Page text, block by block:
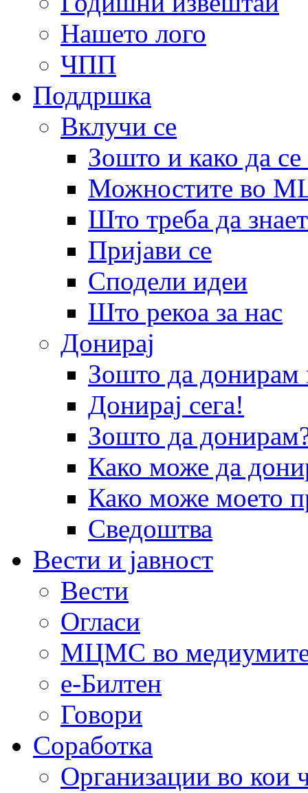
Нашето лого
ЧПП
Поддршка
Вклучи се
Зошто и како да
Можностите во
Што треба да
Пријави се
Сподели идеи
Што рекоа за нас
Донирај
Зошто да
Донирај сега!
Зошто да
Како може да
Како може моето
Сведоштва
Вести и јавност
Вести
Огласи
МЦМС во
е-Билтен
Говори
Соработка
Организации во кои